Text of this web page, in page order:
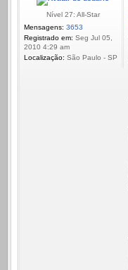
Nível 27: All-Star
Mensagens: 3653
Registrado em: Seg Jul 05,
2010 4:29 am
Localização: São Paulo - SP